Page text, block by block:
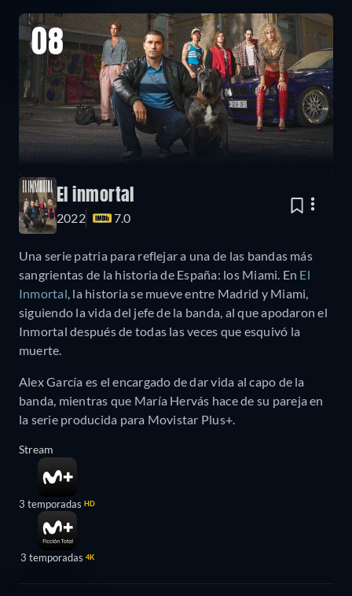
08
El inmortal
2022 7.0
Una serie patria para reflejar a una de las bandas más
sangrientas de la historia de España: los Miami. En El
Inmortal , la historia se mueve entre Madrid y Miami,
siguiendo la vida del jefe de la banda, al que apodaron el
Inmortal después de todas las veces que esquivó la
muerte.
Alex García es el encargado de dar vida al capo de la
banda, mientras que María Hervás hace de su pareja en
la serie producida para Movistar Plus+.
Stream
3 temporadas HD
3 temporadas 4K